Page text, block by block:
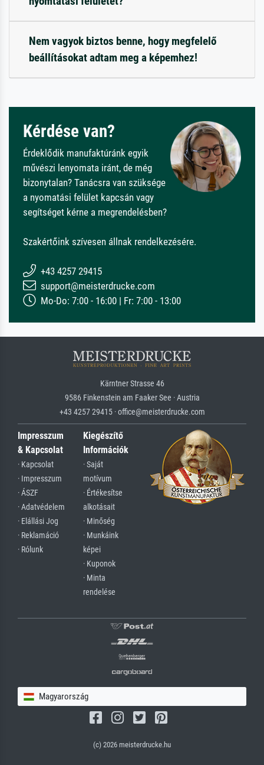
Nem vagyok biztos benne, hogy megfelelő
beállításokat adtam meg a képemhez!
Kérdése van?
Érdeklődik manufaktúránk egyik
művészi lenyomata iránt, de még
bizonytalan? Tanácsra van szüksége
a nyomatási felület kapcsán vagy
segítséget kérne a megrendelésben?
Szakértőink szívesen állnak rendelkezésére.
+43 4257 29415
support@meisterdrucke.com
Mo-Do: 7:00 - 16:00 | Fr: 7:00 - 13:00
Kärntner Strasse 46
9586 Finkenstein am Faaker See · Austria
+43 4257 29415 · office@meisterdrucke.com
Impresszum
& Kapcsolat
· Kapcsolat
· Impresszum
· ÁSZF
· Adatvédelem
· Elállási Jog
· Reklamáció
· Rólunk
Kiegészítő
Információk
· Saját
motívum
· Értékesítse
alkotásait
· Minőség
· Munkáink
képei
· Kuponok
· Minta
rendelése
Magyarország
(c) 2026 meisterdrucke.hu